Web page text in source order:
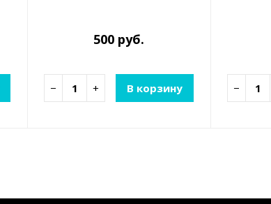
500 руб.
− + В корзину −